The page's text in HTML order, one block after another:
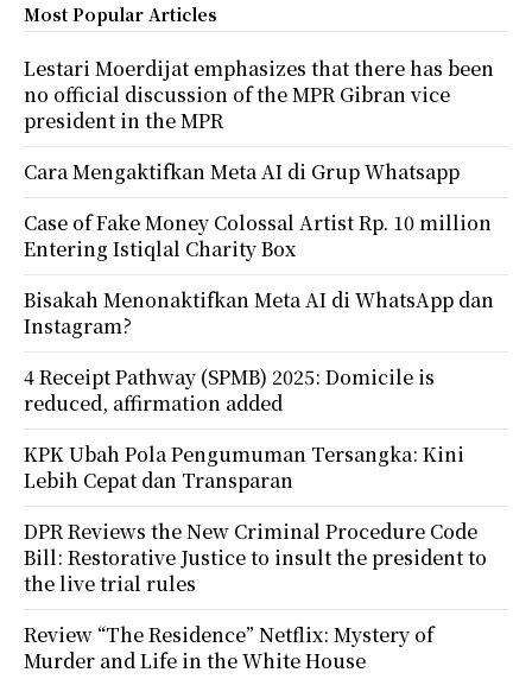
Most Popular Articles
Lestari Moerdijat emphasizes that there has been
no official discussion of the MPR Gibran vice
president in the MPR
Cara Mengaktifkan Meta AI di Grup Whatsapp
Case of Fake Money Colossal Artist Rp. 10 million
Entering Istiqlal Charity Box
Bisakah Menonaktifkan Meta AI di WhatsApp dan
Instagram?
4 Receipt Pathway (SPMB) 2025: Domicile is
reduced, affirmation added
KPK Ubah Pola Pengumuman Tersangka: Kini
Lebih Cepat dan Transparan
DPR Reviews the New Criminal Procedure Code
Bill: Restorative Justice to insult the president to
the live trial rules
Review “The Residence” Netflix: Mystery of
Murder and Life in the White House